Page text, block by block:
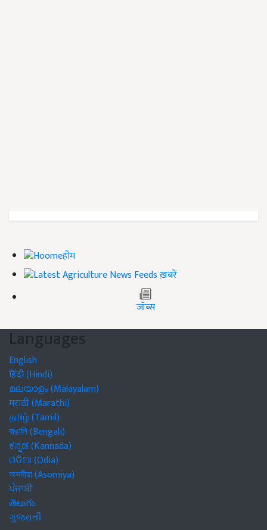
होम
ख़बरें
जॉब्स
Languages
English
हिंदी (Hindi)
മലയാളം (Malayalam)
मराठी (Marathi)
தமிழ் (Tamil)
বাঙালি (Bengali)
ಕನ್ನಡ (Kannada)
ଓଡିଆ (Odia)
অসমীয়া (Asomiya)
ਪੰਜਾਬੀ
తెలుగు
ગુજરાતી